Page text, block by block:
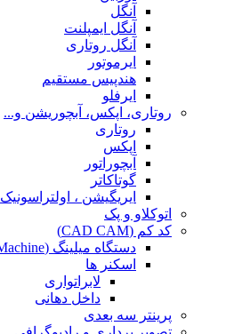
آنگل
آنگل ایمپلنت
آنگل روتاری
ایرموتور
هندپیس مستقیم
ایرفلو
روتاری، اپکس، آبچوریشن و...
روتاری
اپکس
آبچوراتور
گوتاکاتر
ایریگیشن ، اولتراسونیک
اتوکلاو و پک
کد کم (CAD CAM)
دستگاه میلینگ (Milling Machine)
اسکنر ها
لابراتواری
داخل دهانی
پرینتر سه بعدی